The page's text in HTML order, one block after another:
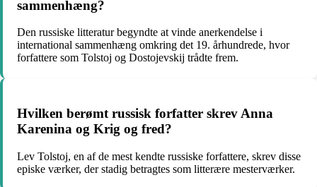
sammenhæng?
Den russiske litteratur begyndte at vinde anerkendelse i
international sammenhæng omkring det 19. århundrede, hvor
forfattere som Tolstoj og Dostojevskij trådte frem.
Hvilken berømt russisk forfatter skrev Anna
Karenina og Krig og fred?
Lev Tolstoj, en af de mest kendte russiske forfattere, skrev disse
episke værker, der stadig betragtes som litterære mesterværker.